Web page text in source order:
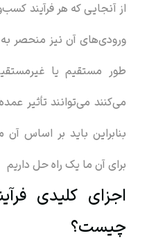
از آنجایی که هر فرآیند
ورودی‌های آن نیز منحصر
طور مستقیم یا
می‌کنند می‌توانند تأثیر
بنابراین باید بر اساس
برای آن ما یک راه حل داریم
اجزای کلیدی
چیست؟